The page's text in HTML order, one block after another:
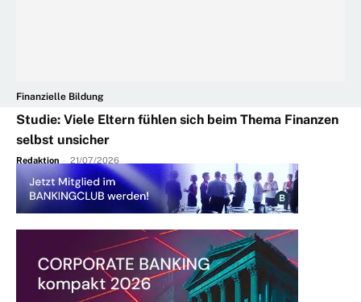
Finanzielle Bildung
Studie: Viele Eltern fühlen sich beim Thema Finanzen
selbst unsicher
Redaktion - 21/07/2026